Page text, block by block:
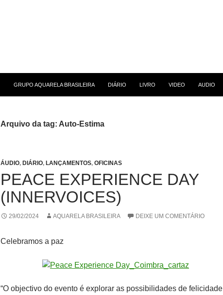
GRUPO AQUARELA BRASILEIRA
DIÁRIO LIVRO VIDEO AUDIO
Arquivo da tag: Auto-Estima
ÁUDIO, DIÁRIO, LANÇAMENTOS, OFICINAS
PEACE EXPERIENCE DAY
(INNERVOICES)
29/02/2024 AQUARELA BRASILEIRA DEIXE UM COMENTÁRIO
Celebramos a paz
“O objectivo do evento é explorar as possibilidades de felicidade